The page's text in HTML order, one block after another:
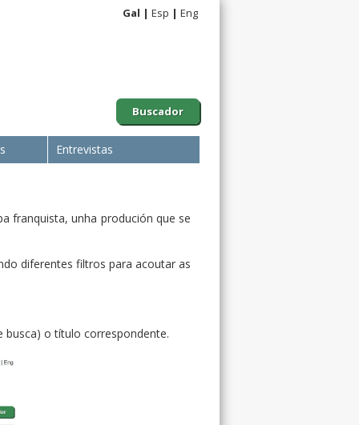
Buscador
Gal Esp Eng
Entrevistas
franquista, unha produción que se
diferentes filtros para acoutar as
busca) o título correspondente.